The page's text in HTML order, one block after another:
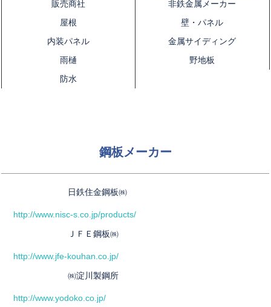
販売商社
非鉄金属メーカー
屋根
壁・パネル
内装パネル
金属サイディング
雨樋
野地板
防水
鋼板メーカー
日鉄住金鋼板㈱
http://www.nisc-s.co.jp/products/
ＪＦＥ鋼板㈱
http://www.jfe-kouhan.co.jp/
㈱淀川製鋼所
http://www.yodoko.co.jp/